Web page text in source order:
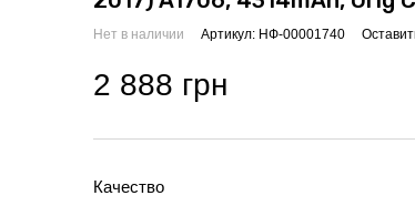
Нет в наличии Артикул: НФ-00001740
2 888 грн
Качество